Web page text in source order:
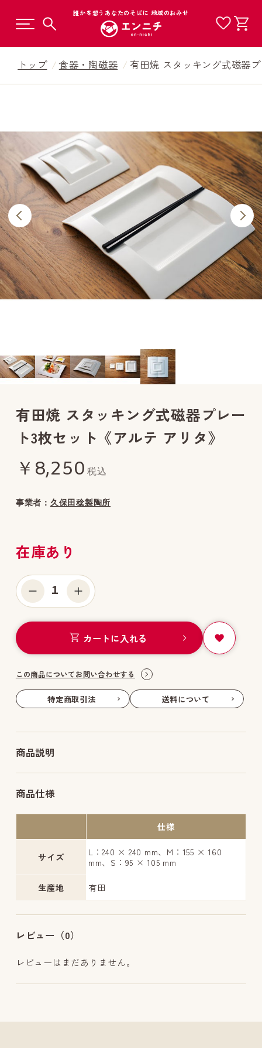
誰かを想うあなたのそばに 地域のおみせ
トップ 食器・陶磁器 有田焼 スタッキング式磁器
有田焼 スタッキング式磁器プレー
ト3枚セット《アルテ アリタ》
￥8,250 税込
事業者： 久保田稔製陶所
在庫あり
1
カートに入れる
この商品についてお問い合わせする
特定商取引法 送料について
商品説明
商品仕様
仕様
サイズ
L：240 × 240 mm、M：155 × 160
mm、S：95 × 105 mm
生産地 有田
レビュー（0）
レビューはまだありません。